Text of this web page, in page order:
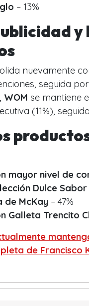
– 13%
nuevamente
seguida por
WOM se mantiene
(11%),
mayor nivel de
Dulce
de McKay – 47%
Galleta Trencito
de Francisco